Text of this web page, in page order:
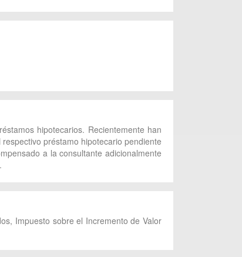
hipotecarios. Recientemente han
préstamo hipotecario pendiente
a la consultante adicionalmente
Impuesto sobre el Incremento de Valor